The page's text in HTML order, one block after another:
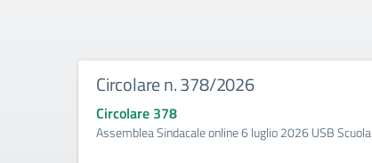
Circolare n. 378/2026
Circolare 378
Assemblea Sindacale online 6 luglio 2026 USB Scuola